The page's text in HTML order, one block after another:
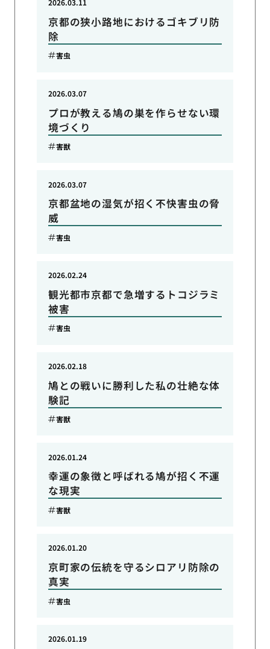
京都の狭小路地におけるゴキブリ防
除
2026.03.11
害虫
プロが教える鳩の巣を作らせない環
境づくり
2026.03.07
害獣
京都盆地の湿気が招く不快害虫の脅
威
2026.03.07
害虫
観光都市京都で急増するトコジラミ
被害
2026.02.24
害虫
鳩との戦いに勝利した私の壮絶な体
験記
2026.02.18
害獣
幸運の象徴と呼ばれる鳩が招く不運
な現実
2026.01.24
害獣
京町家の伝統を守るシロアリ防除の
真実
2026.01.20
害虫
2026.01.19